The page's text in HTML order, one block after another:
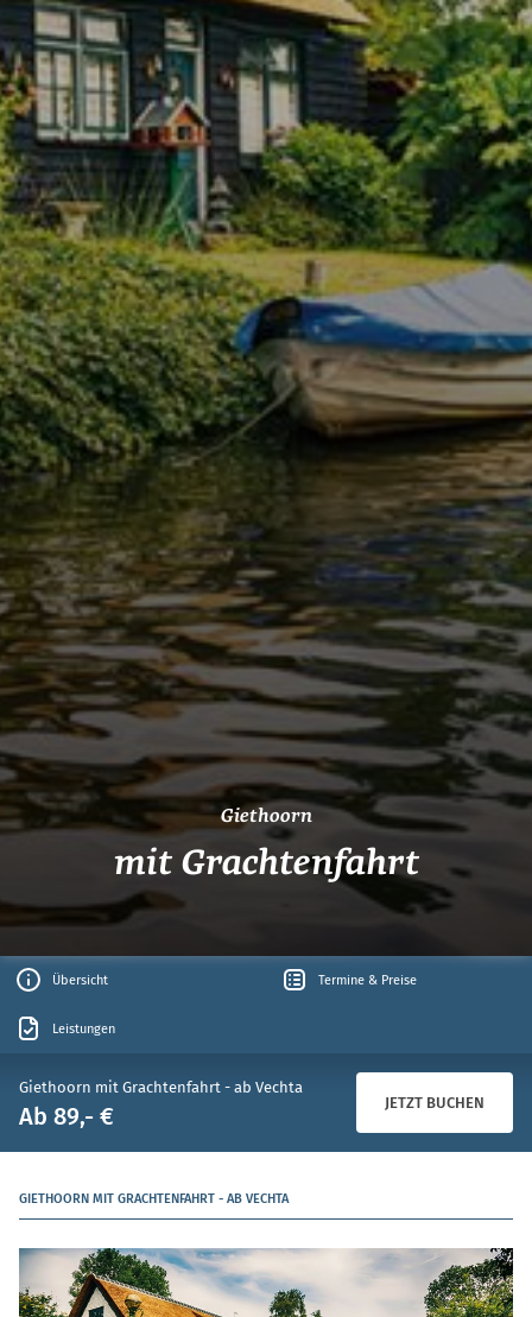
Giethoorn
mit Grachtenfahrt
Übersicht Termine & Preise
Leistungen
Giethoorn mit Grachtenfahrt - ab Vechta
Ab 89,- € JETZT BUCHEN
GIETHOORN MIT GRACHTENFAHRT - AB VECHTA